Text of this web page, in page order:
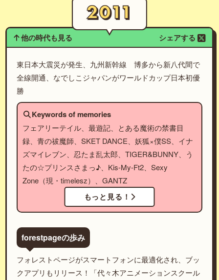
他の時代も見る シェアする
東日本大震災が発生、九州新幹線 博多から新八代間で
全線開通、なでしこジャパンがワールドカップ日本初優
勝
Keywords of memories
フェアリーテイル、最遊記、とある魔術の禁書目
録、青の祓魔師、SKET DANCE、妖狐×僕SS、イナ
ズマイレブン、忍たま乱太郎、TIGER&BUNNY、う
たの☆プリンスさまっ♪、Kis-My-Ft2、Sexy
Zone（現・timelesz）、GANTZ
もっと見る！
forestpageの歩み
フォレストページがスマートフォンに最適化され、ブッ
クアプリもリリース！「代々木アニメーションスクール